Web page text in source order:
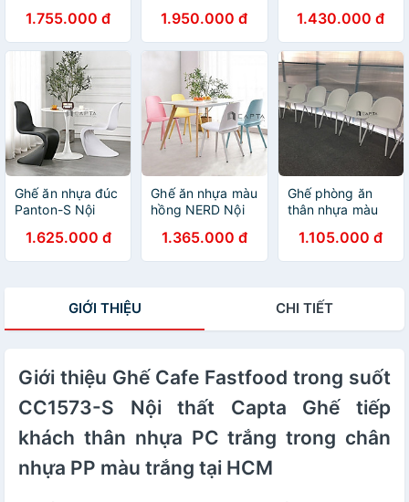
Capta Ghế ăn
bọc nệm PVC
cao cấp khung
ghế sắt sơn tĩnh
điện màu đen
nhập khẩu
1.755.000 đ
Nội thất Capta
Ghế nhà hàng
khung gỗ tần bì
tựa ghế
polywood
verneer vân gỗ
bọc nệm vải simili
ALEX-P Nội thất
Capta hcm
1.950.000 đ
nâu SALA 2C-P
Ghế trang điểm
nệm da chân sắt
sơn tĩnh điện đen
bọc ống đồng
mạ màu vàng
1.430.000 đ
Ghế ăn nhựa đúc
Panton-S Nội
Ghế tiếp khách
nhựa PP màu
1.625.000 đ
Ghế ăn nhựa màu
hồng NERD Nội
Ghế tiếp khách
nhỏ gọn thân
1.365.000 đ
Ghế phòng ăn
thân nhựa màu
Nội thất Capta
Ghế ăn hiện đại
nhập khẩu tại
1.105.000 đ
GIỚI THIỆU CHI TIẾT
Giới thiệu Ghế Cafe Fastfood trong suốt
CC1573-S Nội thất Capta Ghế tiếp
khách thân nhựa PC trắng trong chân
nhựa PP màu trắng tại HCM